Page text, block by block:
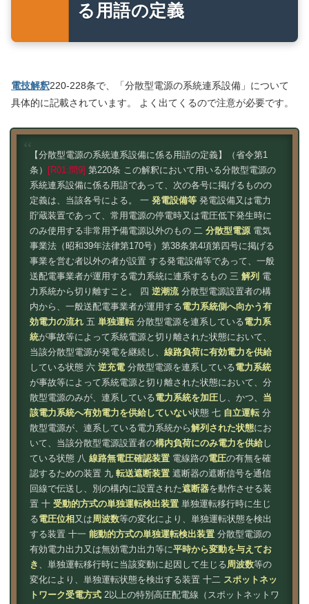
る用語の定義
電技解釈220-228条で、「分散型電源の系統連系設備」について
具体的に記載されています。 よく出てくるので注意が必要です。
【分散型電源の系統連系設備に係る用語の定義】（省令第1
条）
[R01:問9] 第220条 この解釈において用いる分散型電源の
系統連系設備に係る用語であって、次の各号に掲げるものの
定義は、当該各号による。 一 発電設備等発電設備又は電力
貯蔵装置であって、常用電源の停電時又は電圧低下発生時に
のみ使用する非常用予備電源以外のもの 二 分散型電源電気
事業法（昭和39年法律第170号）第38条第4項第四号に掲げる
事業を営む者以外の者が設置 する発電設備等であって、一般
送配電事業者が運用する電力系統に連系するもの 三 解列 電
力系統から切り離すこと。 四 逆潮流分散型電源設置者の構
内から、一般送配電事業者が運用する電力系統側へ向かう有
効電力の流れ五 単独運転分散型電源を連系している電力系
統が事故等によって系統電源と切り離された状態において、
当該分散型電源が発電を継続し、 線路負荷に有効電力を供給
している状態 六 逆充電分散型電源を連系している電力系統
が事故等によって系統電源と切り離された状態において、分
散型電源のみが、連系している電力系統を加圧し、かつ、 当
該電力系統へ有効電力を供給していない状態 七 自立運転分
散型電源が、連系している電力系統から解列された状態にお
いて、当該分散型電源設置者の構内負荷にのみ電力を供給し
ている状態 八 線路無電圧確認装置電線路の電圧の有無を確
認するための装置 九 転送遮断装置遮断器の遮断信号を通信
回線で伝送し、別の構内に設置された遮断器を動作させる装
置 十 受動的方式の単独運転検出装置単独運転移行時に生じ
る電圧位相 又は周波数等の変化により、単独運転状態を検出
する装置 十一 能動的方式の単独運転検出装置分散型電源の
有効電力出力又は無効電力出力等に平時から変動を与えてお
き
、単独運転移行時に当該変動に起因して生じる周波数等の
変化により、単独運転状態を検出する装置 十二 スポットネッ
トワーク受電方式2以上の特別高圧配電線（スポットネットワ